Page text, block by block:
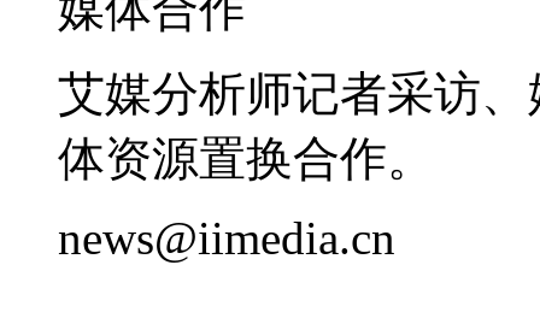
艾媒分析师记者采访
体资源置换合作。
news@iimedia.cn